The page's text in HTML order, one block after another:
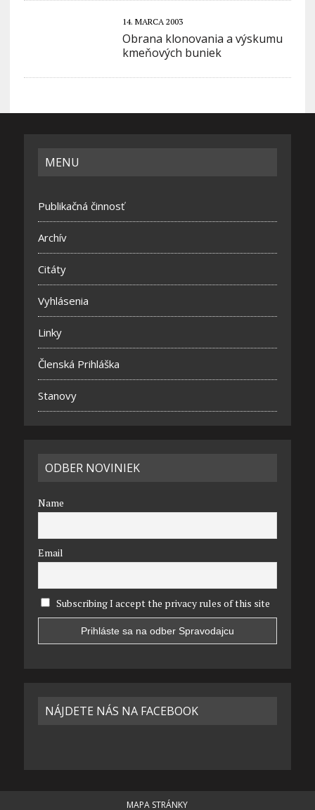
14. MARCA 2003
Obrana klonovania a výskumu
kmeňových buniek
MENU
Publikačná činnosť
Archív
Citáty
Vyhlásenia
Linky
Členská Prihláška
Stanovy
ODBER NOVINIEK
Name
Email
Subscribing I accept the privacy rules of this site
NÁJDETE NÁS NA FACEBOOK
MAPA STRÁNKY